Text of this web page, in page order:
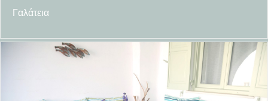
Γαλάτεια